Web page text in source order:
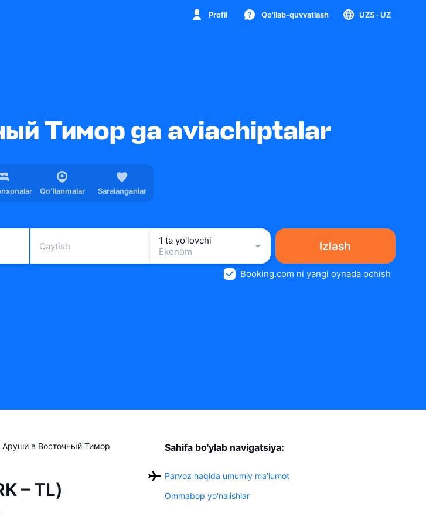
Profil Qo'llab-quvvatlash UZS · UZ
Тимор ga aviachiptalar
Qoʻllanmalar Saralanganlar
Qaytish
1 ta yo'lovchi
Ekonom
Izlash
Booking.com ni yangi oynada ochish
Аруши в Восточный Тимор
– TL)
Sahifa bo'ylab navigatsiya:
Parvoz haqida umumiy ma'lumot
Ommabop yo'nalishlar